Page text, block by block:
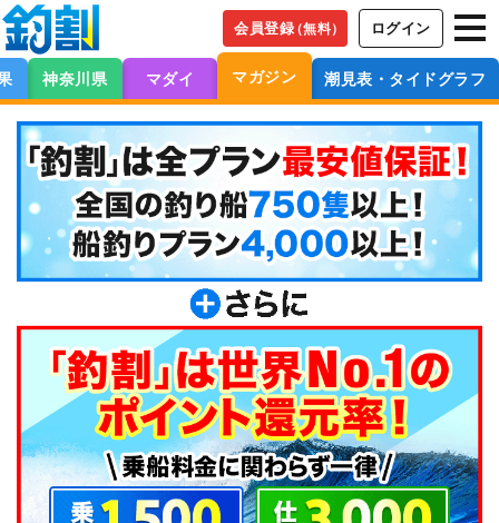
会員登録（無料） ログイン
神奈川県 マダイ マガジン 潮見表・タイドグラフ